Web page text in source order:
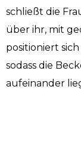
schließt die
über ihr, mit
positioniert
sodass die
aufeinander